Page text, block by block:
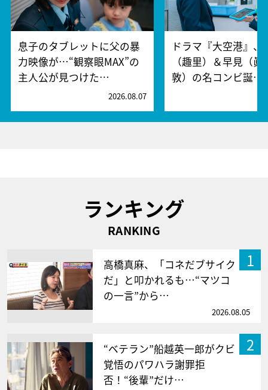
息子のタブレットに父の暴
力映像が…“観察眼MAX”の
主人公が見つけた…
2026.08.07
ドラマ『大空港』、
（趣里）＆早見（眞
敦）の名コンビ誕…
ランキング
RANKING
1
高橋真麻、「コネだブサイク
だ」と叩かれるも…“マツコ
の一言”から…
2026.08.05
2
“ベテラン”船越英一郎がクビ
覚悟のパワハラ謝罪拒
否！“後輩”だけ…